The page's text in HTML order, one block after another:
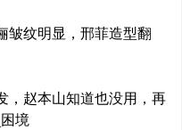
皱纹明显，邢菲造型翻
，赵本山知道也没用，再
境